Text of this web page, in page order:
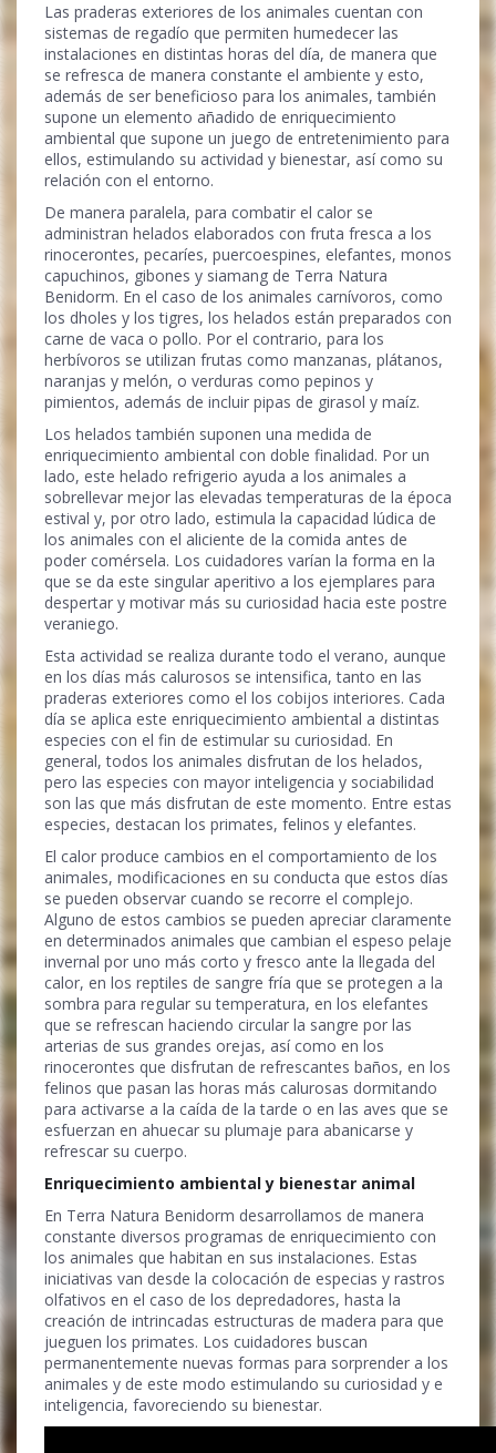
Las praderas exteriores de los animales cuentan con
sistemas de regadío que permiten humedecer las
instalaciones en distintas horas del día, de manera que
se refresca de manera constante el ambiente y esto,
además de ser beneficioso para los animales, también
supone un elemento añadido de enriquecimiento
ambiental que supone un juego de entretenimiento para
ellos, estimulando su actividad y bienestar, así como su
relación con el entorno.
De manera paralela, para combatir el calor se
administran helados elaborados con fruta fresca a los
rinocerontes, pecaríes, puercoespines, elefantes, monos
capuchinos, gibones y siamang de Terra Natura
Benidorm. En el caso de los animales carnívoros, como
los dholes y los tigres, los helados están preparados con
carne de vaca o pollo. Por el contrario, para los
herbívoros se utilizan frutas como manzanas, plátanos,
naranjas y melón, o verduras como pepinos y
pimientos, además de incluir pipas de girasol y maíz.
Los helados también suponen una medida de
enriquecimiento ambiental con doble finalidad. Por un
lado, este helado refrigerio ayuda a los animales a
sobrellevar mejor las elevadas temperaturas de la época
estival y, por otro lado, estimula la capacidad lúdica de
los animales con el aliciente de la comida antes de
poder comérsela. Los cuidadores varían la forma en la
que se da este singular aperitivo a los ejemplares para
despertar y motivar más su curiosidad hacia este postre
veraniego.
Esta actividad se realiza durante todo el verano, aunque
en los días más calurosos se intensifica, tanto en las
praderas exteriores como el los cobijos interiores. Cada
día se aplica este enriquecimiento ambiental a distintas
especies con el fin de estimular su curiosidad. En
general, todos los animales disfrutan de los helados,
pero las especies con mayor inteligencia y sociabilidad
son las que más disfrutan de este momento. Entre estas
especies, destacan los primates, felinos y elefantes.
El calor produce cambios en el comportamiento de los
animales, modificaciones en su conducta que estos días
se pueden observar cuando se recorre el complejo.
Alguno de estos cambios se pueden apreciar claramente
en determinados animales que cambian el espeso pelaje
invernal por uno más corto y fresco ante la llegada del
calor, en los reptiles de sangre fría que se protegen a la
sombra para regular su temperatura, en los elefantes
que se refrescan haciendo circular la sangre por las
arterias de sus grandes orejas, así como en los
rinocerontes que disfrutan de refrescantes baños, en los
felinos que pasan las horas más calurosas dormitando
para activarse a la caída de la tarde o en las aves que se
esfuerzan en ahuecar su plumaje para abanicarse y
refrescar su cuerpo.
Enriquecimiento ambiental y bienestar animal
En Terra Natura Benidorm desarrollamos de manera
constante diversos programas de enriquecimiento con
los animales que habitan en sus instalaciones. Estas
iniciativas van desde la colocación de especias y rastros
olfativos en el caso de los depredadores, hasta la
creación de intrincadas estructuras de madera para que
jueguen los primates. Los cuidadores buscan
permanentemente nuevas formas para sorprender a los
animales y de este modo estimulando su curiosidad y e
inteligencia, favoreciendo su bienestar.